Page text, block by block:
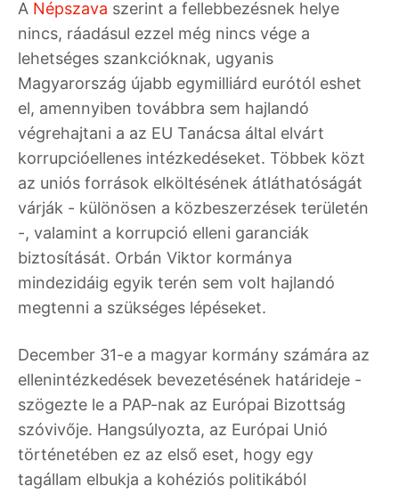
A Népszava szerint a fellebbezésnek helye
nincs, ráadásul ezzel még nincs vége a
lehetséges szankcióknak, ugyanis
Magyarország újabb egymilliárd eurótól eshet
el, amennyiben továbbra sem hajlandó
végrehajtani a az EU Tanácsa által elvárt
korrupcióellenes intézkedéseket. Többek közt
az uniós források elköltésének átláthatóságát
várják - különösen a közbeszerzések területén
-, valamint a korrupció elleni garanciák
biztosítását. Orbán Viktor kormánya
mindezidáig egyik terén sem volt hajlandó
megtenni a szükséges lépéseket.
December 31-e a magyar kormány számára az
ellenintézkedések bevezetésének határideje -
szögezte le a PAP-nak az Európai Bizottság
szóvivője. Hangsúlyozta, az Európai Unió
történetében ez az első eset, hogy egy
tagállam elbukja a kohéziós politikából